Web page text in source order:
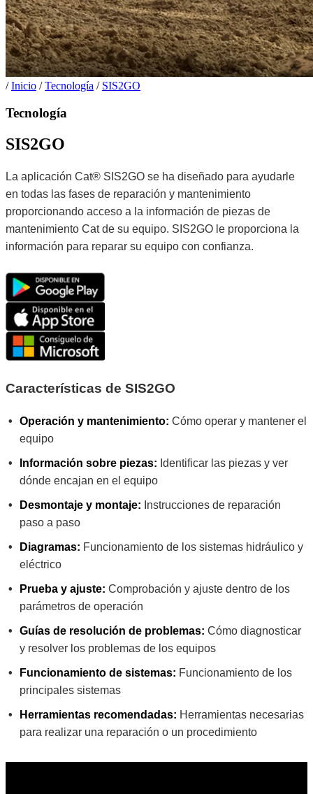
/Inicio /Tecnología / SIS2GO
Tecnología
SIS2GO
La aplicación Cat® SIS2GO se ha diseñado para ayudarle
en todas las fases de reparación y mantenimiento
proporcionando acceso a la información de piezas de
mantenimiento Cat de su equipo. SIS2GO le proporciona la
información para reparar su equipo con confianza.
Características de SIS2GO
Operación y mantenimiento: Cómo operar y mantener el
equipo
Información sobre piezas: Identificar las piezas y ver
dónde encajan en el equipo
Desmontaje y montaje: Instrucciones de reparación
paso a paso
Diagramas: Funcionamiento de los sistemas hidráulico y
eléctrico
Prueba y ajuste: Comprobación y ajuste dentro de los
parámetros de operación
Guías de resolución de problemas: Cómo diagnosticar
y resolver los problemas de los equipos
Funcionamiento de sistemas: Funcionamiento de los
principales sistemas
Herramientas recomendadas: Herramientas necesarias
para realizar una reparación o un procedimiento